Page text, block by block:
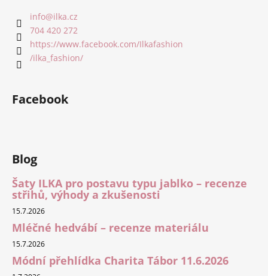
info@ilka.cz
704 420 272
https://www.facebook.com/Ilkafashion
/ilka_fashion/
Facebook
Blog
Šaty ILKA pro postavu typu jablko – recenze
střihů, výhody a zkušenosti
15.7.2026
Mléčné hedvábí – recenze materiálu
15.7.2026
Módní přehlídka Charita Tábor 11.6.2026